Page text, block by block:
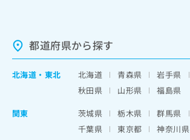
都道府県から探す
北海道 ・ 東北 北海道 青森県 岩手県
秋田県
山形県
福島県
関東
茨城県 栃木県 群馬県
千葉県
東京都 神奈川県